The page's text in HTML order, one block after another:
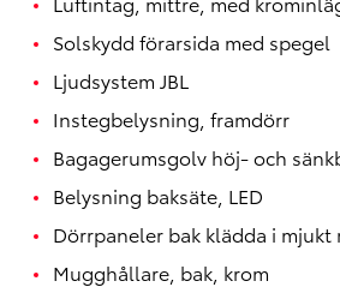
Solskydd förarsida med spegel
Ljudsystem JBL
Instegbelysning, framdörr
Bagagerumsgolv höj- och
Belysning baksäte, LED
Dörrpaneler bak klädda i mjukt
Mugghållare, bak, krom